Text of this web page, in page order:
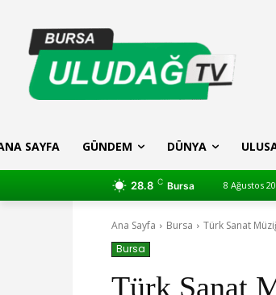
SAYFA GÜNDEM DÜNYA
28.8 C Bursa 8 Ağustos
Ana Sayfa Bursa
Türk Sanat
Bursa
Türk Sanat